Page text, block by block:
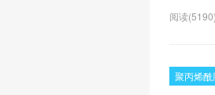
阅读(5190)
聚丙烯酰